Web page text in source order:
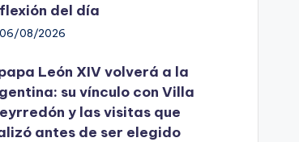
del día
06/08/2026
León XIV volverá a la
su vínculo con Villa
y las visitas que
antes de ser elegido